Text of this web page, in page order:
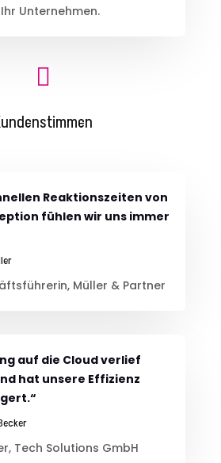
Unternehmen.

Reaktionszeiten von
fühlen wir uns immer
Müller & Partner
auf die Cloud verlief
hat unsere Effizienz
Tech Solutions GmbH